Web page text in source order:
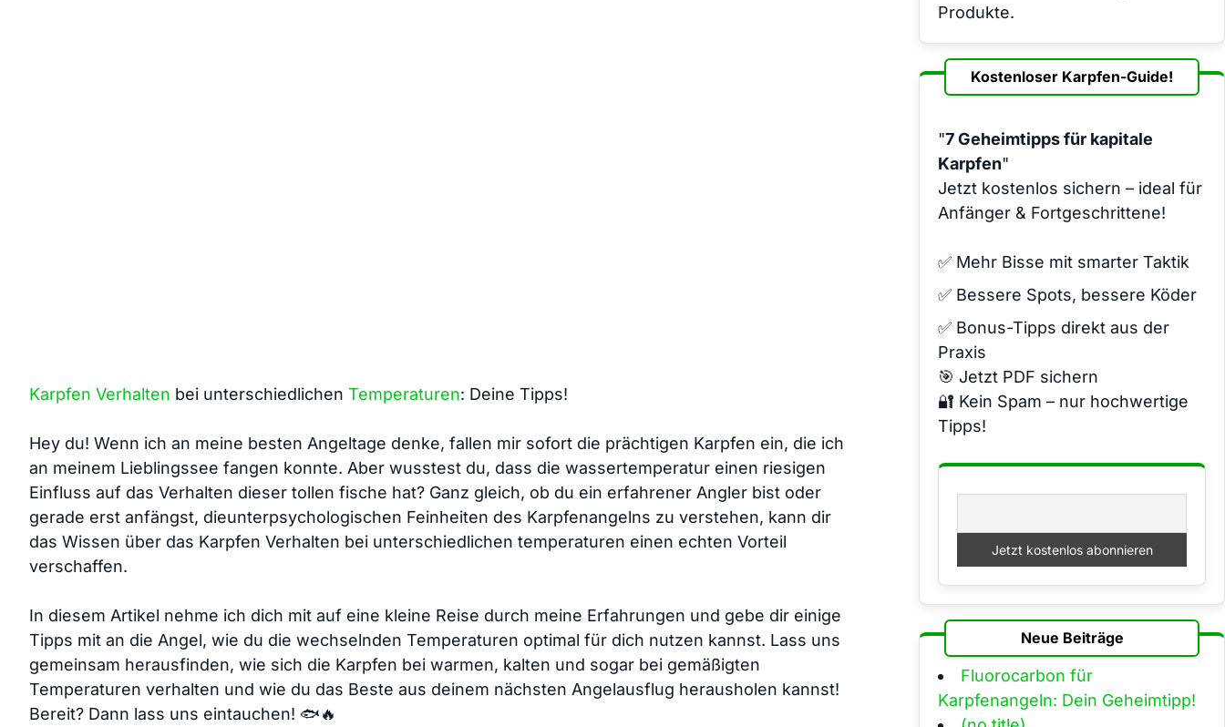
Karpfen Verhalten bei unterschiedlichen ​ Temperaturen: Deine ​Tipps!
Hey du! Wenn ⁣ich an meine besten Angeltage denke, fallen⁢ mir sofort die prächtigen Karpfen ein, die ich
⁢an meinem Lieblingssee fangen konnte. Aber wusstest⁣ du, dass die wassertemperatur einen riesigen
Einfluss‍ auf das Verhalten dieser tollen fische hat? Ganz gleich, ob du ein erfahrener Angler bist oder
gerade erst anfängst, dieunterpsychologischen Feinheiten des⁤ Karpfenangelns zu verstehen, ‌kann dir
das Wissen über das Karpfen Verhalten ⁢bei‌ unterschiedlichen temperaturen einen⁣ echten Vorteil
verschaffen.
In⁢ diesem Artikel nehme ich dich ‍mit auf eine kleine Reise durch meine Erfahrungen und gebe dir einige
Tipps mit an die ‍Angel, ⁤wie du die wechselnden Temperaturen optimal für dich nutzen kannst. Lass uns
‍gemeinsam herausfinden, wie sich die Karpfen bei warmen, kalten⁣ und sogar bei gemäßigten
Temperaturen verhalten und wie du⁤ das​ Beste⁢ aus deinem nächsten Angelausflug herausholen kannst!
Bereit? Dann lass uns eintauchen! 🐟🔥
Produkte.
Kostenloser Karpfen-Guide!
"7 Geheimtipps für kapitale
Karpfen"
Jetzt kostenlos sichern – ideal für
Anfänger & Fortgeschrittene!
✅ Mehr Bisse mit smarter Taktik
✅ Bessere Spots, bessere Köder
✅ Bonus-Tipps direkt aus der
Praxis
🎯 Jetzt PDF sichern
🔐 Kein Spam – nur hochwertige
Tipps!
Neue Beiträge
Fluorocarbon für
Karpfenangeln: Dein Geheimtipp!